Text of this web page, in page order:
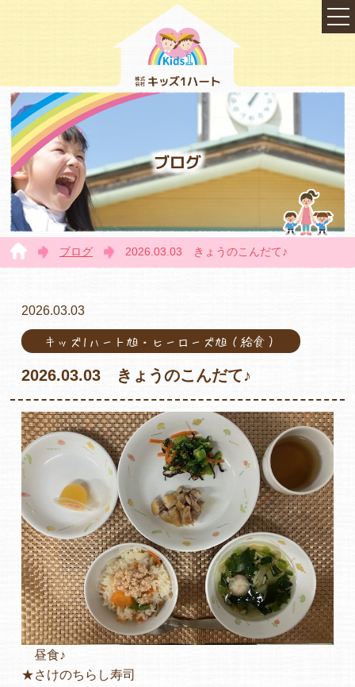
会社概要
各保育園のご紹介
入園・見学の問い合わせ
在園児保護者の方へ
ブログ
ブログ 2026.03.03 きょうのこんだて♪
2026.03.03
キッズ1ハート旭・ヒーローズ旭（給食）
2026.03.03 きょうのこんだて♪
昼食♪
★さけのちらし寿司